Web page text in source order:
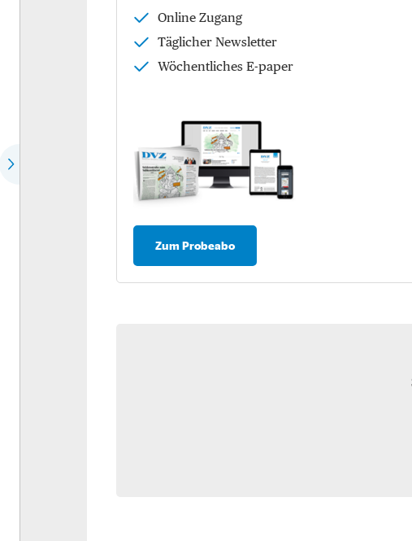
EU-Politik
Dossier: Future of commerce
Dossier: Defence Logistics
Dossier: Antriebswende
Umfrage: Nachhaltigkeit in
der Logistik
Logistikimmobilien
Online Zugang
Täglicher Newsletter
Wöchentliches E-paper
Zum Probeabo